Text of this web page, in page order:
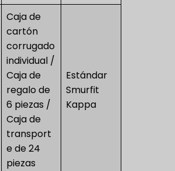
Caja de
cartón
corrugado
individual /
Caja de
regalo de
6 piezas /
Caja de
transport
e de 24
piezas
Estándar
Smurfit
Kappa